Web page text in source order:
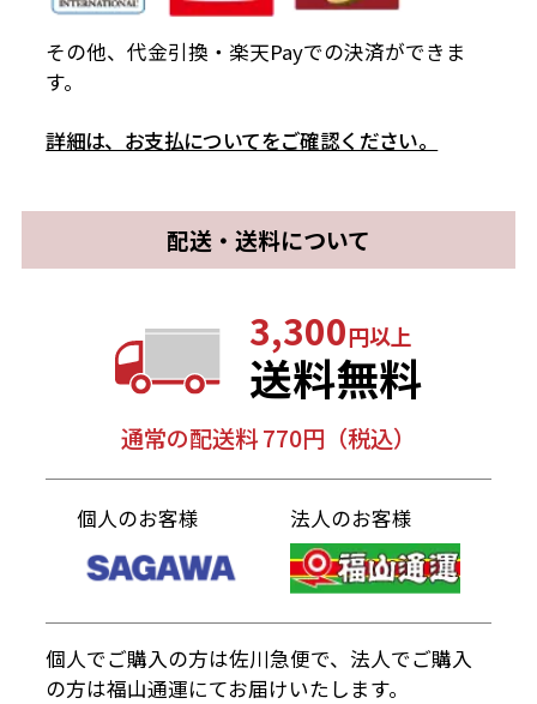
その他、代金引換・楽天Payでの決済ができま
す。
詳細は、お支払についてをご確認ください。
配送・送料について
3,300円以上
送料無料
通常の配送料 770円（税込）
個人のお客様 法人のお客様
個人でご購入の方は佐川急便で、法人でご購入
の方は福山通運にてお届けいたします。